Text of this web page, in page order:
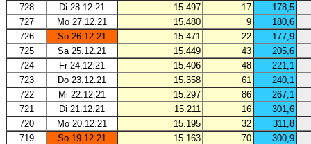
728
Di 28.12.21 15.497 17
178,5
727
Mo 27.12.21 15.480 9
180,6
726
So 26.12.21 15.471 22
177,9
725
Sa 25.12.21 15.449 43
205,6
724
Fr 24.12.21 15.406 48
221,1
723
Do 23.12.21 15.358 61
240,1
722
Mi 22.12.21 15.297 86
267,1
721
Di 21.12.21 15.211 16
301,6
720
Mo 20.12.21 15.195 32
311,8
719
So 19.12.21 15.163 70
300,9